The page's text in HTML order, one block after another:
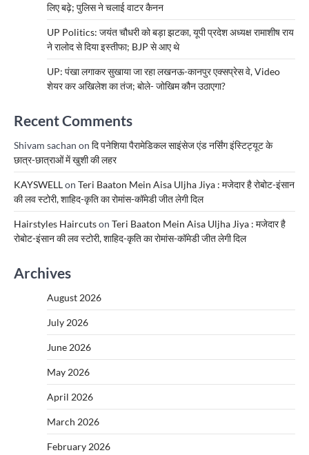
लिए बढ़े; पुलिस ने चलाई वाटर कैनन
UP Politics: जयंत चौधरी को बड़ा झटका, यूपी प्रदेश अध्यक्ष रामाशीष राय
ने रालोद से दिया इस्तीफा; BJP से आए थे
UP: पंखा लगाकर सुखाया जा रहा लखनऊ-कानपुर एक्सप्रेस वे, Video
शेयर कर अखिलेश का तंज; बोले- जोखिम कौन उठाएगा?
Recent Comments
Shivam sachan on दि पनेशिया पैरामेडिकल साइंसेज एंड नर्सिंग इंस्टिट्यूट के
छात्र-छात्राओं में खुशी की लहर
KAYSWELLon Teri Baaton Mein Aisa Uljha Jiya : मजेदार है रोबोट-इंसान
की लव स्टोरी, शाहिद-कृति का रोमांस-कॉमेडी जीत लेगी दिल
Hairstyles Haircutson Teri Baaton Mein Aisa Uljha Jiya : मजेदार है
रोबोट-इंसान की लव स्टोरी, शाहिद-कृति का रोमांस-कॉमेडी जीत लेगी दिल
Archives
August 2026
July 2026
June 2026
May 2026
April 2026
March 2026
February 2026